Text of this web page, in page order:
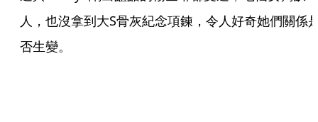
人，也沒拿到大S骨灰紀念項鍊，令人好奇她們關係
否生變。